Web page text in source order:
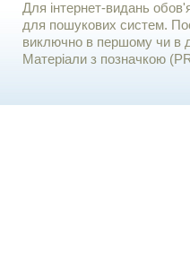
Для iнтернет-видань
для пошукових систем.
виключно в першому чи в
Матеріали з позначкою